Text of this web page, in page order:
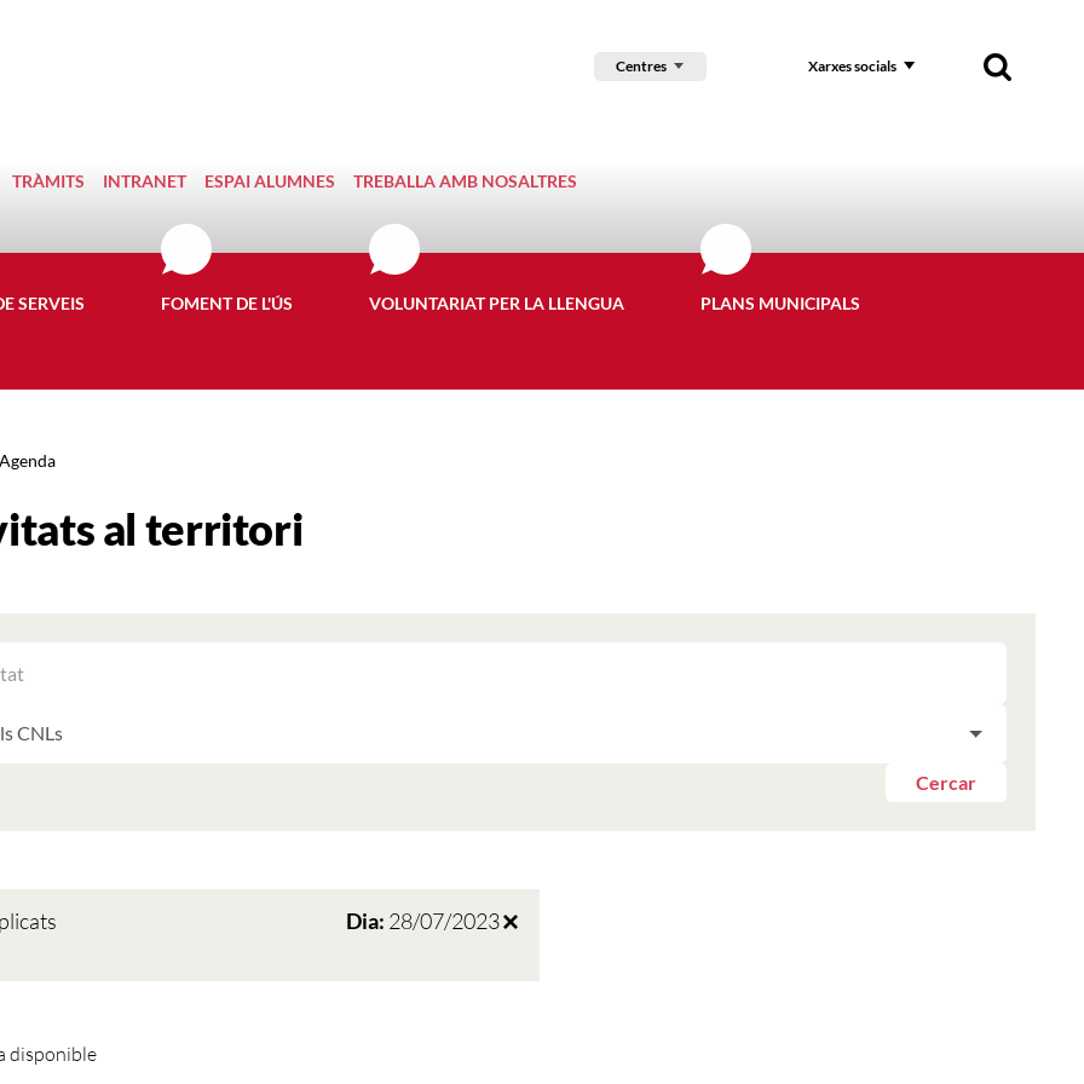
Centres Xarxes socials
TRÀMITS INTRANET ESPAI ALUMNES TREBALLA AMB NOSALTRES
SERVEIS FOMENT DE L'ÚS VOLUNTARIAT PER LA LLENGUA PLANS MUNICIPALS
Agenda
al territori
Cercar
Dia: 28/07/2023
disponible